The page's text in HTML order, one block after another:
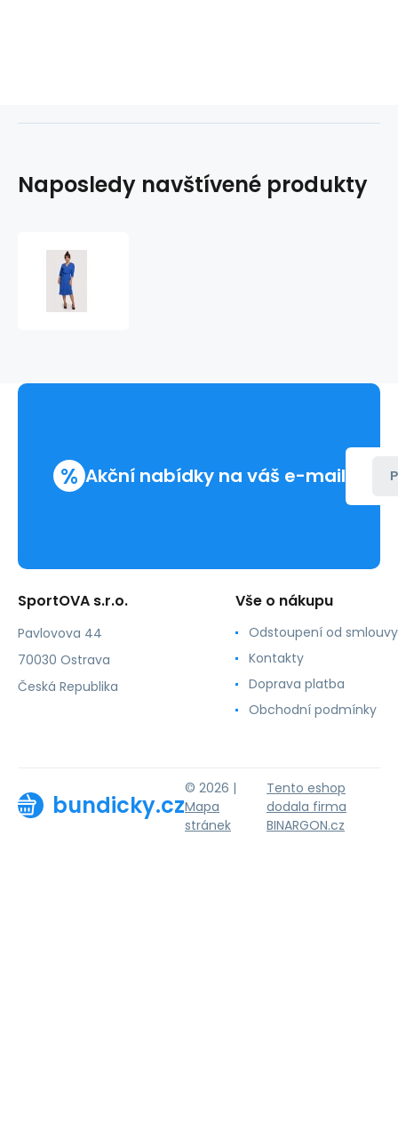
Naposledy navštívené produkty
% Akční nabídky na váš e-mail
SportOVA s.r.o.
Pavlovova 44
70030 Ostrava
Česká Republika
Vše o nákupu
Odstoupení od smlouvy
Kontakty
Doprava platba
Obchodní podmínky
bundicky.cz
© 2026 |
Mapa
stránek
Tento eshop
dodala firma
BINARGON.cz